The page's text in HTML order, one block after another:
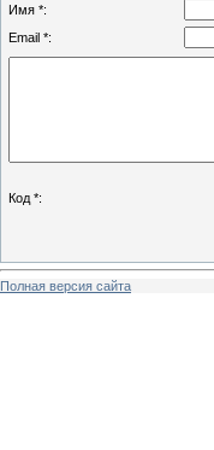
Имя *:
Email *:
Код *:
Полная версия сайта